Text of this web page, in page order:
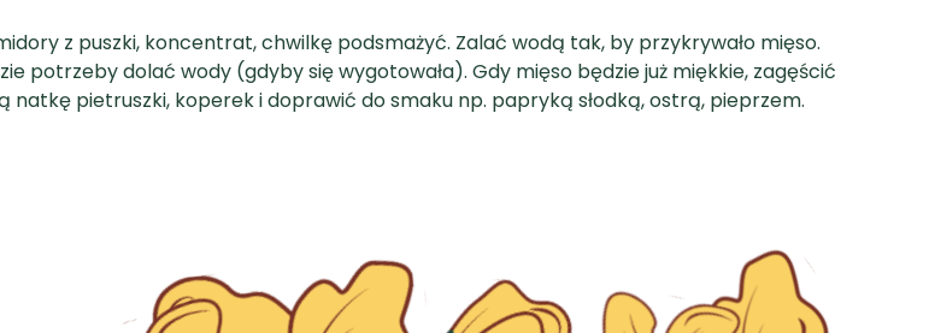
z puszki, koncentrat, chwilkę podsmażyć. Zalać wodą tak, by przykrywało mięso.
potrzeby dolać wody (gdyby się wygotowała). Gdy mięso będzie już miękkie, zagęścić
pietruszki, koperek i doprawić do smaku np. papryką słodką, ostrą, pieprzem.